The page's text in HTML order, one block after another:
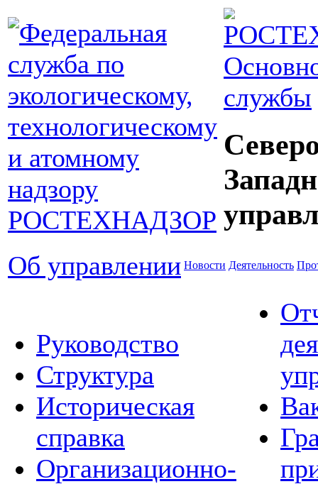
службы
Об управлении Новости Деятельность
Руководство
Структура
Историческая
справка
Организационно-